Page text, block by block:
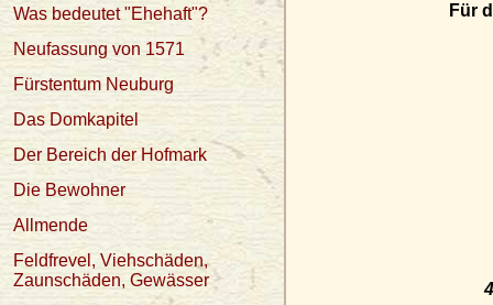
Für
Was bedeutet "Ehehaft"?
Neufassung von 1571
Fürstentum Neuburg
Das Domkapitel
Der Bereich der Hofmark
Die Bewohner
Allmende
Feldfrevel, Viehschäden,
Zaunschäden, Gewässer